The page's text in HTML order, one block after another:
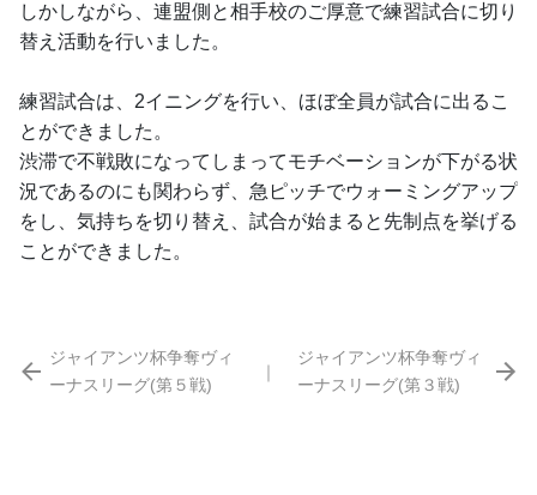
しかしながら、連盟側と相手校のご厚意で練習試合に切り
替え活動を行いました。
練習試合は、2イニングを行い、ほぼ全員が試合に出るこ
とができました。
渋滞で不戦敗になってしまってモチベーションが下がる状
況であるのにも関わらず、急ピッチでウォーミングアップ
をし、気持ちを切り替え、試合が始まると先制点を挙げる
ことができました。
ジャイアンツ杯争奪ヴィ
ーナスリーグ(第５戦)
｜
ジャイアンツ杯争奪ヴィ
ーナスリーグ(第３戦)